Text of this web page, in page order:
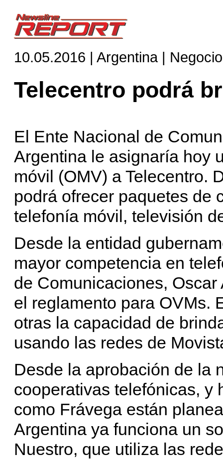
10.05.2016 | Argentina |
Telecentro podrá
El Ente Nacional de
Argentina le asignaría hoy
móvil (OMV) a Telecentro.
podrá ofrecer paquetes de
telefonía móvil, televisión
Desde la entidad
mayor competencia en
de Comunicaciones,
el reglamento para OVMs.
otras la capacidad de
usando las redes de
Desde la aprobación de la
cooperativas telefónicas, y
como Frávega están
Argentina ya funciona un
Nuestro, que utiliza las